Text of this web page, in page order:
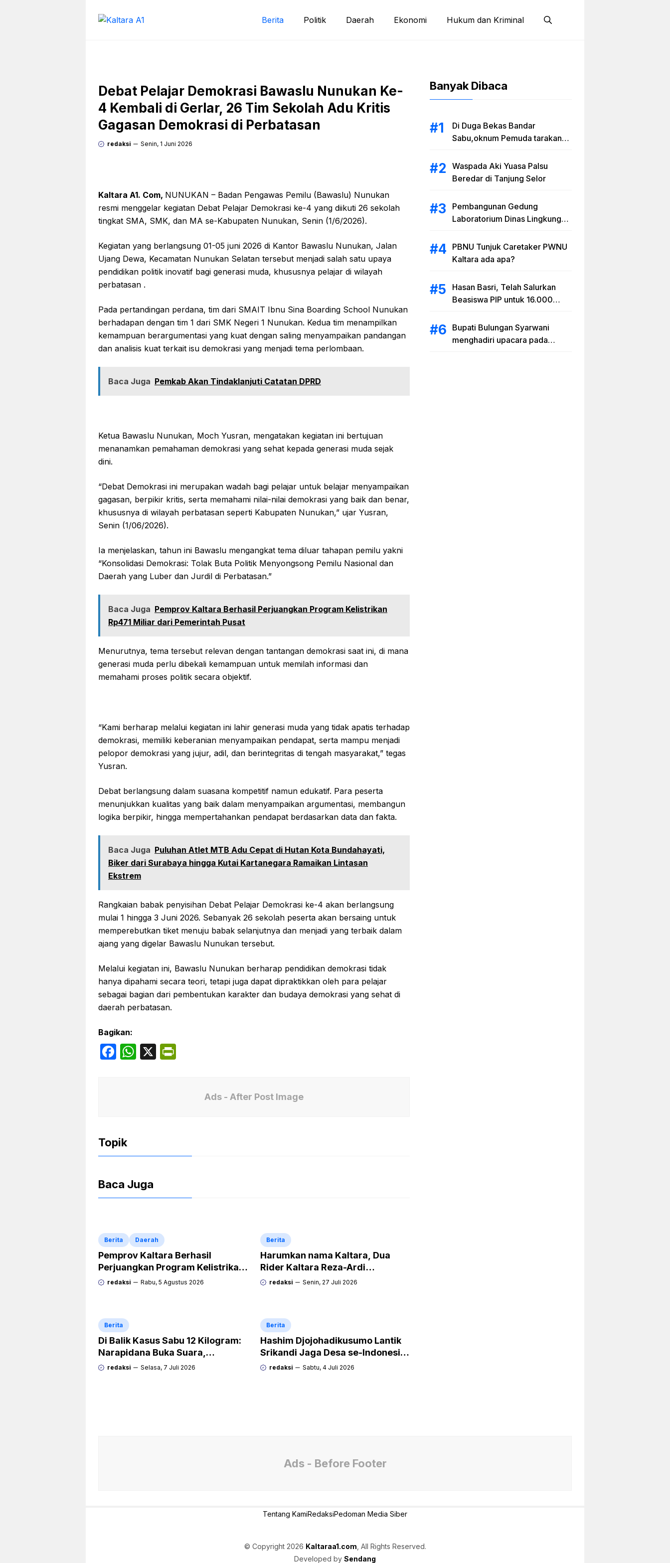
Berita Politik Daerah Ekonomi Hukum dan Kriminal
Debat Pelajar Demokrasi Bawaslu Nunukan Ke-
4 Kembali di Gerlar, 26 Tim Sekolah Adu Kritis
Gagasan Demokrasi di Perbatasan
redaksi Senin, 1 Juni 2026
Kaltara A1. Com, NUNUKAN – Badan Pengawas Pemilu (Bawaslu) Nunukan
resmi menggelar kegiatan Debat Pelajar Demokrasi ke-4 yang diikuti 26 sekolah
tingkat SMA, SMK, dan MA se-Kabupaten Nunukan, Senin (1/6/2026).
Kegiatan yang berlangsung 01-05 juni 2026 di Kantor Bawaslu Nunukan, Jalan
Ujang Dewa, Kecamatan Nunukan Selatan tersebut menjadi salah satu upaya
pendidikan politik inovatif bagi generasi muda, khususnya pelajar di wilayah
perbatasan .
Pada pertandingan perdana, tim dari SMAIT Ibnu Sina Boarding School Nunukan
berhadapan dengan tim 1 dari SMK Negeri 1 Nunukan. Kedua tim menampilkan
kemampuan berargumentasi yang kuat dengan saling menyampaikan pandangan
dan analisis kuat terkait isu demokrasi yang menjadi tema perlombaan.
Baca Juga Pemkab Akan Tindaklanjuti Catatan DPRD
Ketua Bawaslu Nunukan, Moch Yusran, mengatakan kegiatan ini bertujuan
menanamkan pemahaman demokrasi yang sehat kepada generasi muda sejak
dini.
“Debat Demokrasi ini merupakan wadah bagi pelajar untuk belajar menyampaikan
gagasan, berpikir kritis, serta memahami nilai-nilai demokrasi yang baik dan benar,
khususnya di wilayah perbatasan seperti Kabupaten Nunukan,” ujar Yusran,
Senin (1/06/2026).
Ia menjelaskan, tahun ini Bawaslu mengangkat tema diluar tahapan pemilu yakni
“Konsolidasi Demokrasi: Tolak Buta Politik Menyongsong Pemilu Nasional dan
Daerah yang Luber dan Jurdil di Perbatasan.”
Baca Juga Pemprov Kaltara Berhasil Perjuangkan Program Kelistrikan
Rp471 Miliar dari Pemerintah Pusat
Menurutnya, tema tersebut relevan dengan tantangan demokrasi saat ini, di mana
generasi muda perlu dibekali kemampuan untuk memilah informasi dan
memahami proses politik secara objektif.
“Kami berharap melalui kegiatan ini lahir generasi muda yang tidak apatis terhadap
demokrasi, memiliki keberanian menyampaikan pendapat, serta mampu menjadi
pelopor demokrasi yang jujur, adil, dan berintegritas di tengah masyarakat,” tegas
Yusran.
Debat berlangsung dalam suasana kompetitif namun edukatif. Para peserta
menunjukkan kualitas yang baik dalam menyampaikan argumentasi, membangun
logika berpikir, hingga mempertahankan pendapat berdasarkan data dan fakta.
Baca Juga Puluhan Atlet MTB Adu Cepat di Hutan Kota Bundahayati,
Biker dari Surabaya hingga Kutai Kartanegara Ramaikan Lintasan
Ekstrem
Rangkaian babak penyisihan Debat Pelajar Demokrasi ke-4 akan berlangsung
mulai 1 hingga 3 Juni 2026. Sebanyak 26 sekolah peserta akan bersaing untuk
memperebutkan tiket menuju babak selanjutnya dan menjadi yang terbaik dalam
ajang yang digelar Bawaslu Nunukan tersebut.
Melalui kegiatan ini, Bawaslu Nunukan berharap pendidikan demokrasi tidak
hanya dipahami secara teori, tetapi juga dapat dipraktikkan oleh para pelajar
sebagai bagian dari pembentukan karakter dan budaya demokrasi yang sehat di
daerah perbatasan.
Bagikan:
F
o
k
W X
y
Ads - After Post Image
Topik
Baca Juga
Berita Daerah
Pemprov Kaltara Berhasil
Perjuangkan Program Kelistrikan
Rp471 Miliar dari Pemerintah
redaksi Rabu, 5 Agustus 2026
Berita
Harumkan nama Kaltara, Dua
Rider Kaltara Reza-Ardi
menuntaskan tantangan ekstrem
redaksi Senin, 27 Juli 2026
Berita
Di Balik Kasus Sabu 12 Kilogram:
Narapidana Buka Suara,
“Mengapa Hanya Saya yang
redaksi Selasa, 7 Juli 2026
Berita
Hashim Djojohadikusumo Lantik
Srikandi Jaga Desa se-Indonesia,
Perempuan Siap Kawal Program
redaksi Sabtu, 4 Juli 2026
Banyak Dibaca
Di Duga Bekas Bandar
Sabu,oknum Pemuda tarakan
Waspada Aki Yuasa Palsu
Beredar di Tanjung Selor
Pembangunan Gedung
Laboratorium Dinas Lingkungan
sesuai RAB
PBNU Tunjuk Caretaker PWNU
Kaltara ada apa?
Hasan Basri, Telah Salurkan
Beasiswa PIP untuk 16.000
Bupati Bulungan Syarwani
menghadiri upacara pada
Ads - Before Footer
Tentang KamiRedaksiPedoman Media Siber
© Copyright 2026 Kaltaraa1.com , All Rights Reserved.
Developed by Sendang